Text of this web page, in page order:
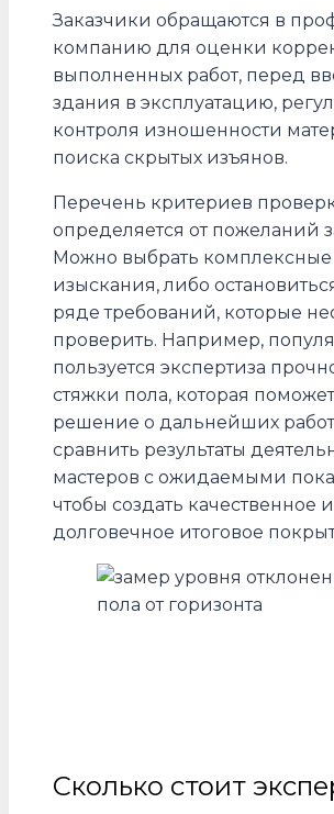
Заказчики обращаются в
компанию для оценки
выполненных работ, перед
здания в эксплуатацию,
контроля изношенности
поиска скрытых изъянов.
Перечень критериев
определяется от пожеланий
Можно выбрать комплексные
изыскания, либо
ряде требований, которые
проверить. Например,
пользуется экспертиза
стяжки пола, которая
решение о дальнейших
сравнить результаты
мастеров с ожидаемыми
чтобы создать качественное и
долговечное итоговое
Сколько стоит